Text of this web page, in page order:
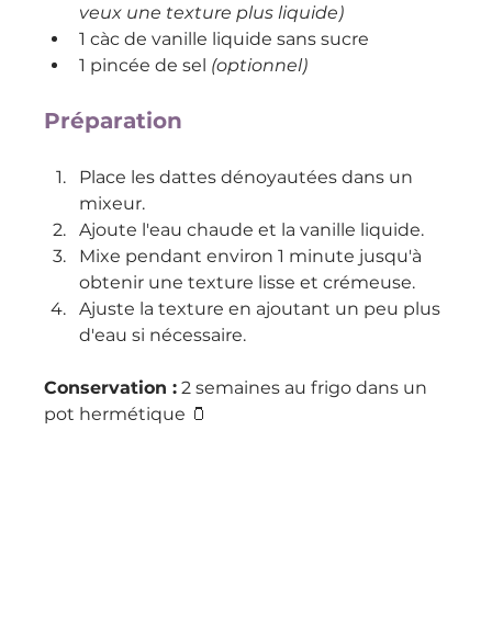
veux une texture plus liquide)
1 càc de vanille liquide sans sucre
1 pincée de sel (optionnel)
Préparation
Place les dattes dénoyautées dans un
mixeur.
Ajoute l'eau chaude et la vanille liquide.
Mixe pendant environ 1 minute jusqu'à
obtenir une texture lisse et crémeuse.
Ajuste la texture en ajoutant un peu plus
d'eau si nécessaire.
Conservation : 2 semaines au frigo dans un
pot hermétique 🫙